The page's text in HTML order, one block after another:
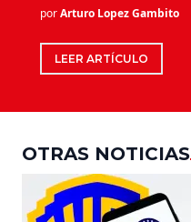
porArturo Lopez Gambito
LEER ARTÍCULO
OTRAS NOTICIAS